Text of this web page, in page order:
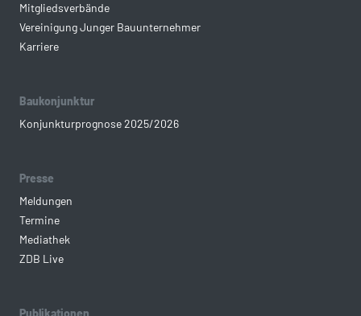
Mitgliedsverbände
Vereinigung Junger Bauunternehmer
Karriere
Baukonjunktur
Konjunkturprognose 2025/2026
Presse
Meldungen
Termine
Mediathek
ZDB Live